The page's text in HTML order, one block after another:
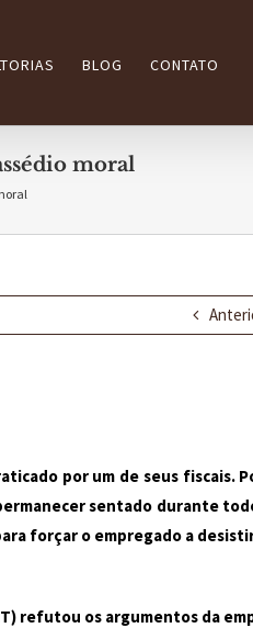
BLOG CONTATO
moral
por um de seus fiscais.
sentado durante
forçar o empregado a
refutou os argumentos da